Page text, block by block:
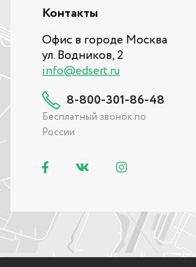
Контакты
Офис в городе Москва
ул. Водников, 2
info@edsert.ru
8-800-301-86-48
Бесплатный звонок по
России